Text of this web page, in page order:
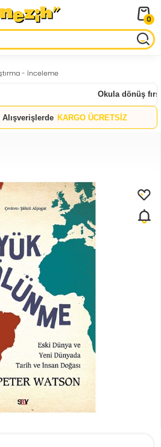
0
- İnceleme
Okula dönüş
Alışverişlerde KARGO ÜCRETSİZ